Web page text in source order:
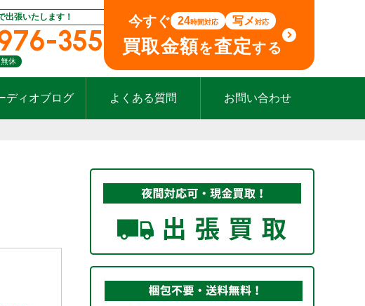
出張いたします！
355
休
今すぐ 24時間対応 写メ対応
買取金額を査定する
ディオブログ よくある質問 お問い合わせ